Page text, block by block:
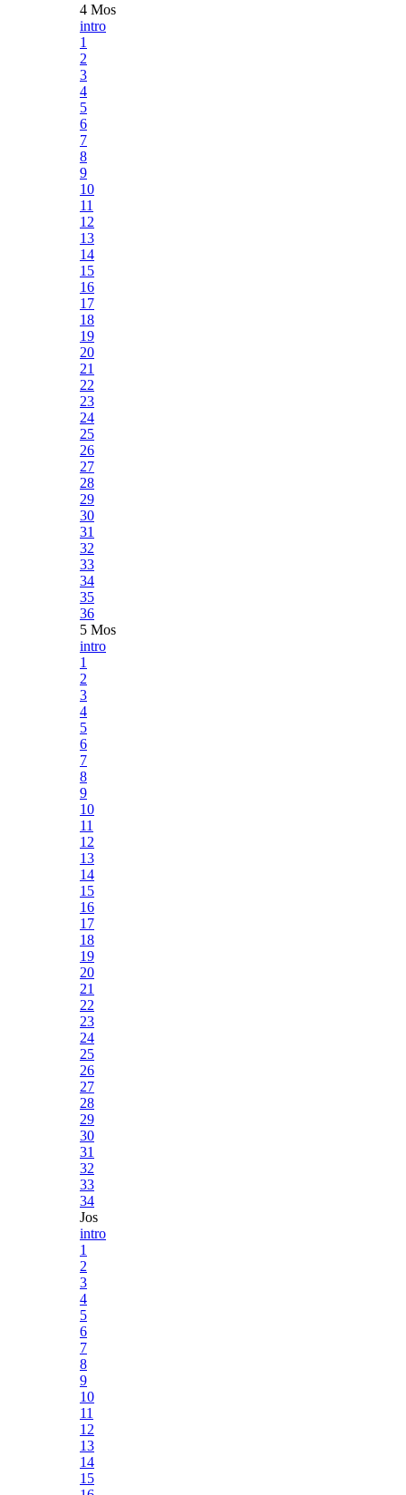
4 Mos
intro
1
2
3
4
5
6
7
8
9
10
11
12
13
14
15
16
17
18
19
20
21
22
23
24
25
26
27
28
29
30
31
32
33
34
35
36
5 Mos
intro
1
2
3
4
5
6
7
8
9
10
11
12
13
14
15
16
17
18
19
20
21
22
23
24
25
26
27
28
29
30
31
32
33
34
Jos
intro
1
2
3
4
5
6
7
8
9
10
11
12
13
14
15